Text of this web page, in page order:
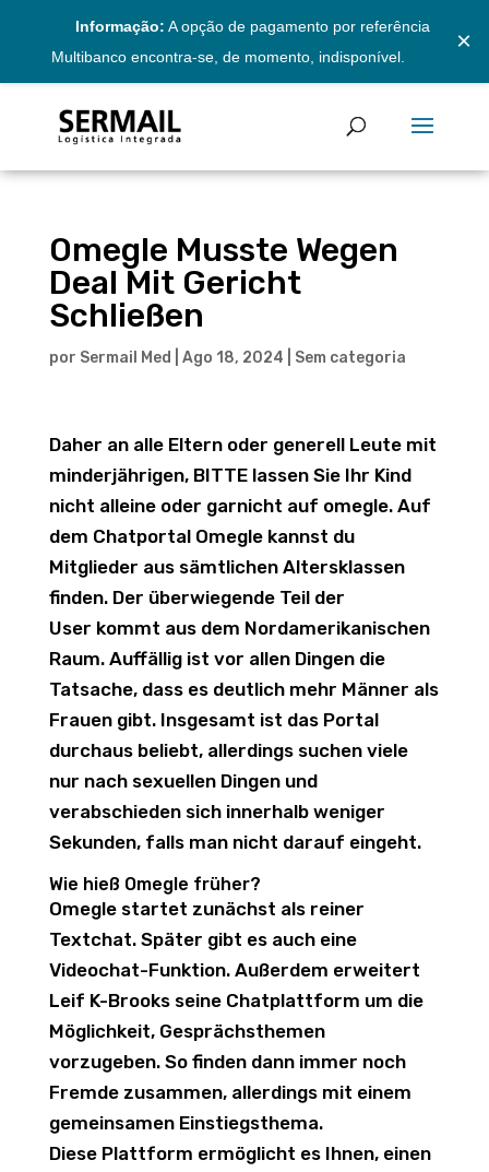
Informação: A opção de pagamento por referência
Multibanco encontra-se, de momento, indisponível.
×
Omegle Musste Wegen
Deal Mit Gericht
Schließen
por Sermail Med Ago 18, 2024 Sem categoria
Daher an alle Eltern oder generell Leute mit
minderjährigen, BITTE lassen Sie Ihr Kind
nicht alleine oder garnicht auf omegle. Auf
dem Chatportal Omegle kannst du
Mitglieder aus sämtlichen Altersklassen
finden. Der überwiegende Teil der
User kommt aus dem Nordamerikanischen
Raum. Auffällig ist vor allen Dingen die
Tatsache, dass es deutlich mehr Männer als
Frauen gibt. Insgesamt ist das Portal
durchaus beliebt, allerdings suchen viele
nur nach sexuellen Dingen und
verabschieden sich innerhalb weniger
Sekunden, falls man nicht darauf eingeht.
Wie hieß Omegle früher?
Omegle startet zunächst als reiner
Textchat. Später gibt es auch eine
Videochat-Funktion. Außerdem erweitert
Leif K-Brooks seine Chatplattform um die
Möglichkeit, Gesprächsthemen
vorzugeben. So finden dann immer noch
Fremde zusammen, allerdings mit einem
gemeinsamen Einstiegsthema.
Diese Plattform ermöglicht es Ihnen, einen